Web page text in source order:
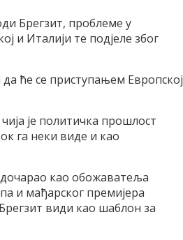
Брегзит, проблеме у
и Италији те подјеле због
ће се приступањем Европској
је политичка прошлост
га неки виде и као
као обожаватеља
и мађарског премијера
види као шаблон за